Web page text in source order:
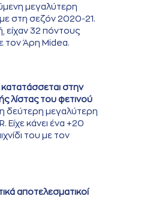
μεγαλύτερη
στη σεζόν 2020-21.
είχαν 32 πόντους
τον Άρη Midea.
στην
λίστας του φετινού
η δεύτερη μεγαλύτερη
Είχε κάνει ένα +20
του με τον
αποτελεσματικοί